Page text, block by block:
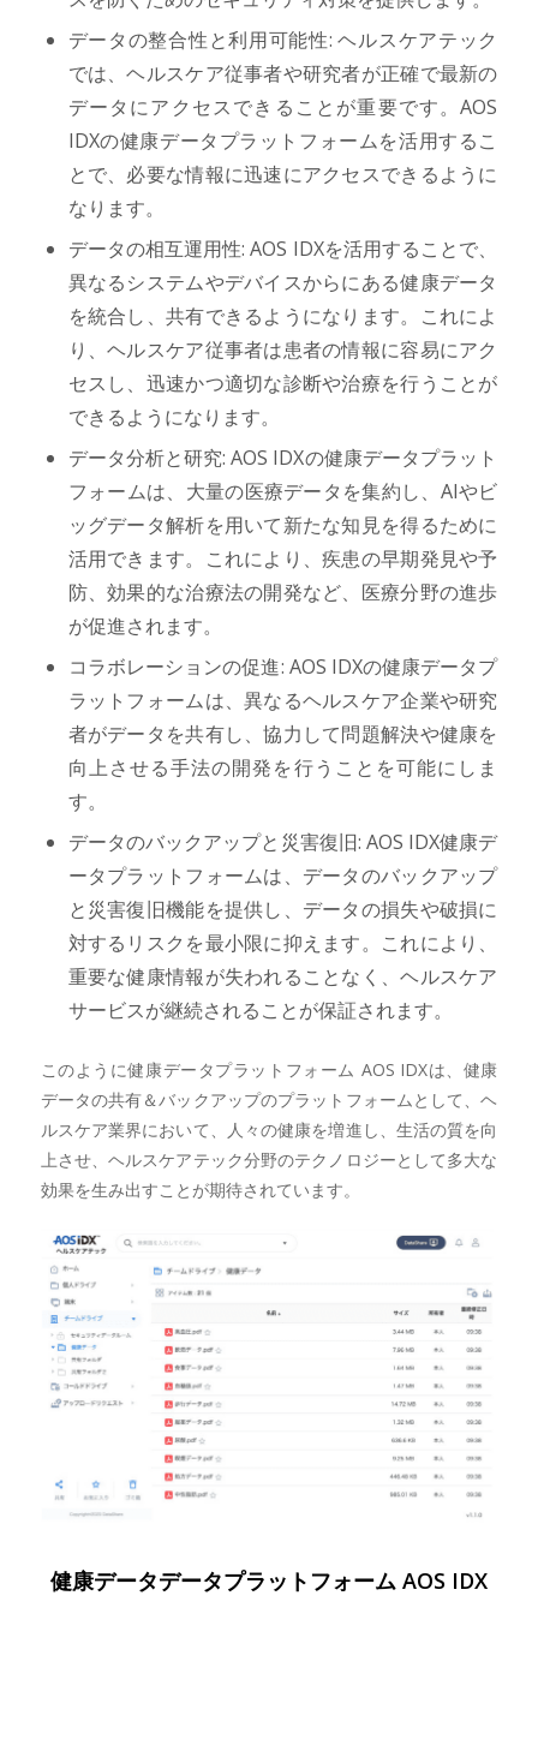
データの整合性と利用可能性: ヘルスケアテック
では、ヘルスケア従事者や研究者が正確で最新の
データにアクセスできることが重要です。AOS
IDXの健康データプラットフォームを活用するこ
とで、必要な情報に迅速にアクセスできるように
なります。
データの相互運用性: AOS IDXを活用することで、
異なるシステムやデバイスからにある健康データ
を統合し、共有できるようになります。これによ
り、ヘルスケア従事者は患者の情報に容易にアク
セスし、迅速かつ適切な診断や治療を行うことが
できるようになります。
データ分析と研究: AOS IDXの健康データプラット
フォームは、大量の医療データを集約し、AIやビ
ッグデータ解析を用いて新たな知見を得るために
活用できます。これにより、疾患の早期発見や予
防、効果的な治療法の開発など、医療分野の進歩
が促進されます。
コラボレーションの促進: AOS IDXの健康データプ
ラットフォームは、異なるヘルスケア企業や研究
者がデータを共有し、協力して問題解決や健康を
向上させる手法の開発を行うことを可能にしま
す。
データのバックアップと災害復旧: AOS IDX健康デ
ータプラットフォームは、データのバックアップ
と災害復旧機能を提供し、データの損失や破損に
対するリスクを最小限に抑えます。これにより、
重要な健康情報が失われることなく、ヘルスケア
サービスが継続されることが保証されます。
このように健康データプラットフォーム AOS IDXは、健康
データの共有＆バックアップのプラットフォームとして、ヘ
ルスケア業界において、人々の健康を増進し、生活の質を向
上させ、ヘルスケアテック分野のテクノロジーとして多大な
効果を生み出すことが期待されています。
健康データデータプラットフォーム AOS IDX